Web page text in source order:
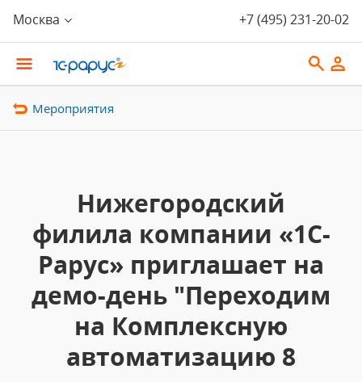
Москва +7 (495) 231-20-02
Мероприятия
Нижегородский
филила компании «1С-
Рарус» приглашает на
демо-день "Переходим
на Комплексную
автоматизацию 8